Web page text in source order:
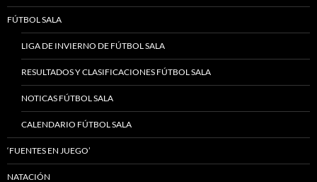
FÚTBOL SALA
LIGA DE INVIERNO DE FÚTBOL SALA
RESULTADOS Y CLASIFICACIONES FÚTBOL SALA
NOTICAS FÚTBOL SALA
CALENDARIO FÚTBOL SALA
‘FUENTES EN JUEGO’
NATACIÓN